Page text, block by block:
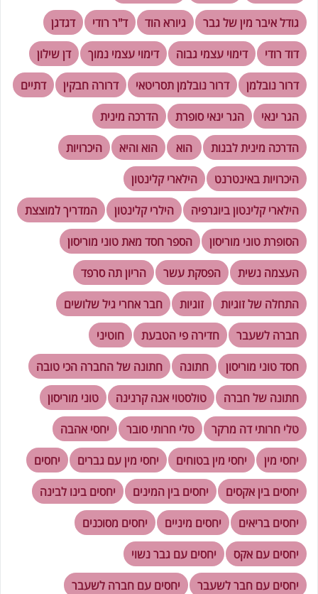
גודל איבר מין של גבר
גיורא הוד ד"ר רודי
דגדגן
דוד רודי
דימוי עצמי גבוה דימוי עצמי נמוך
דן שילון
דרור נובלמן
דרור נובלמן תסריטאי דרורה חבקין
דתיים
הגר ינאי
הגר ינאי סופרת
הדרכה מינית
הדרכה מינית לבנות
הוא הוא והיא
היכרויות
היכרויות באינטרנט
הילארי קלינטון
הילארי קלינטון ביוגרפיה
הילרי קלינטון
המדריך למוצצת
הסופרת טוני מוריסון
הספר חסד מאת טוני מוריסון
העצמה נשית
הפסקת עשר
הריון תה סרפד
התחלה של זוגיות
זוגיות
חבר אחרי גיל שלושים
חברה לשעבר
חדירה פי הטבעת
חוטיני
חסד טוני מוריסון
חתונה
חתונה של החברה הכי טובה
חתונה של חברה
טולסטוי אנה קרנינה
טוני מוריסון
טלי חרותי דה מרקר
טלי חרותי סובר
יחסי אהבה
יחסי מין
יחסי מין בטוחים יחסי מין עם גברים
יחסים
יחסים בין אקסים
יחסים בין המינים
יחסים בינו לבינה
יחסים בריאים
יחסים מיניים
יחסים מסוכנים
יחסים עם אקס
יחסים עם גבר נשוי
יחסים עם חבר לשעבר
יחסים עם חברה לשעבר